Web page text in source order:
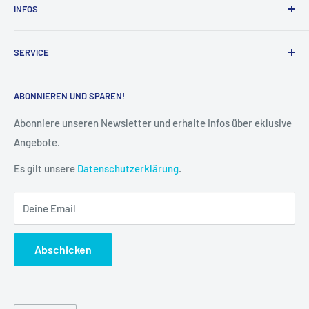
Vertrieb der elektrostatisch haftenden Produkte von Tesla
INFOS
Impressum
Datenschutz
Cookie-Einstellungen
SERVICE
Vertrag widerrufen
Versand & Lieferung
Kontakt
FAQ
ABONNIEREN UND SPAREN!
Abonniere unseren Newsletter und erhalte Infos über eklusive
Angebote.
Es gilt unsere Datenschutzerklärung.
Deine Email
Abschicken